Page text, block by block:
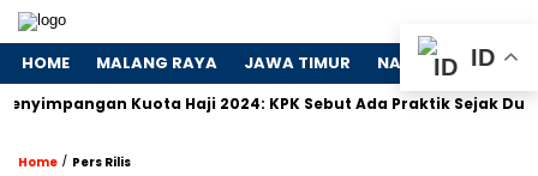
HOME MALANG RAYA JAWA TIMUR NASIONAL
Kuota Haji 2024: KPK Sebut Ada Praktik Sejak Dulu
Home / Pers Rilis
ID